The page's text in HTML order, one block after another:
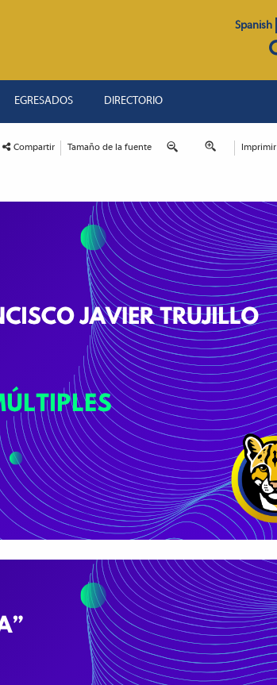
Spanish
EGRESADOS DIRECTORIO
Compartir Tamaño de la fuente Imprimir